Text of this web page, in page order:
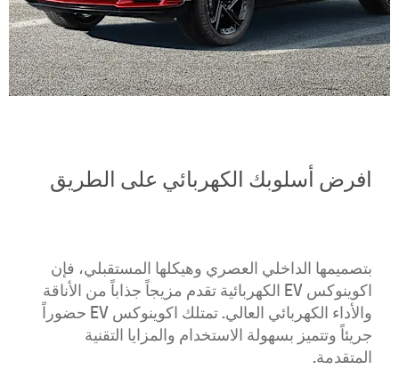
افرض أسلوبك الكهربائي على الطريق
بتصميمها الداخلي العصري وهيكلها المستقبلي، فإن
اكوينوكس EV الكهربائية تقدم مزيجاً جذاباً من الأناقة
والأداء الكهربائي العالي. تمتلك اكوينوكس EV حضوراً
جريئاً وتتميز بسهولة الاستخدام والمزايا التقنية
المتقدمة.